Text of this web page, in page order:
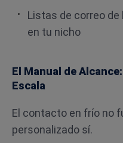
Listas de correo
en tu nicho
El Manual de
Escala
El contacto en frío no
personalizado sí.